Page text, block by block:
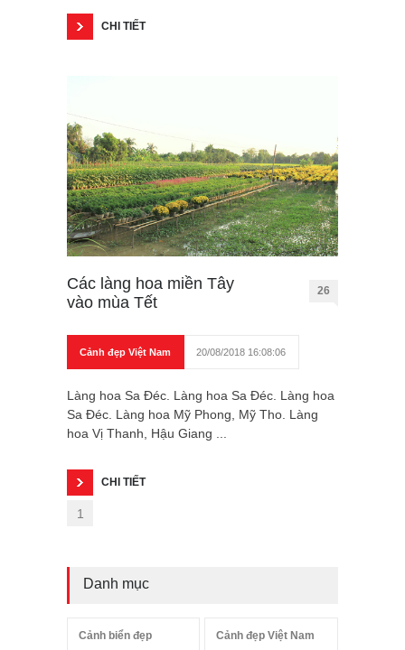
CHI TIẾT
Các làng hoa miền Tây
vào mùa Tết
26
Cảnh đẹp Việt Nam 20/08/2018 16:08:06
Làng hoa Sa Đéc. Làng hoa Sa Đéc. Làng hoa
Sa Đéc. Làng hoa Mỹ Phong, Mỹ Tho. Làng
hoa Vị Thanh, Hậu Giang ...
CHI TIẾT
1
Danh mục
Cảnh biển đẹp Cảnh đẹp Việt Nam